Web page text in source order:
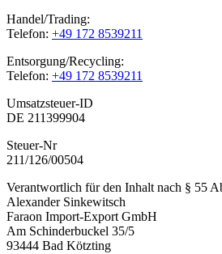
Handel/Trading:
Telefon: +49 172 8539211
Entsorgung/Recycling:
Telefon: +49 172 8539211
Umsatzsteuer-ID
DE 211399904
Steuer-Nr
211/126/00504
Verantwortlich für den Inhalt nach § 55
Alexander Sinkewitsch
Faraon Import-Export GmbH
Am Schinderbuckel 35/5
93444 Bad Kötzting